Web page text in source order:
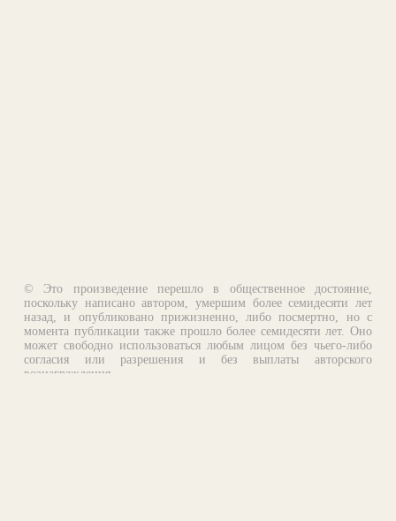
© Это произведение перешло в общественное достояние,
поскольку написано автором, умершим более семидесяти лет
назад, и опубликовано прижизненно, либо посмертно, но с
момента публикации также прошло более семидесяти лет. Оно
может свободно использоваться любым лицом без чьего-либо
согласия или разрешения и без выплаты авторского
вознаграждения.